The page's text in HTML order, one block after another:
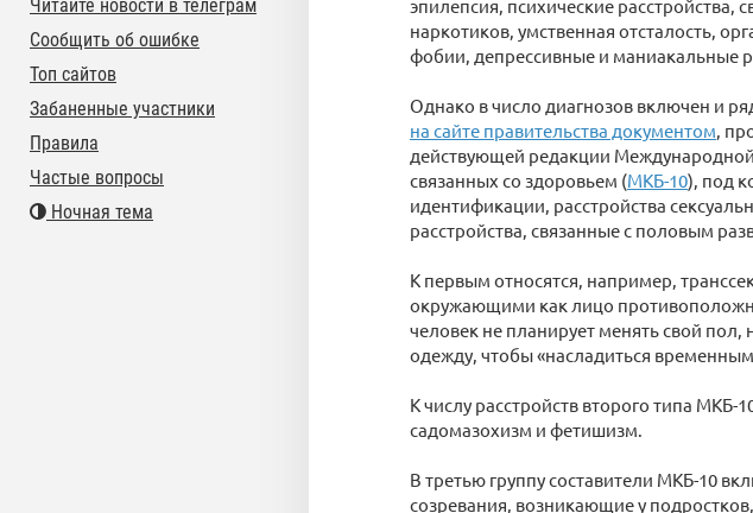
эпилепсия, психические расстройства,
наркотиков, умственная отсталость,
фобии, депрессивные и маниакальные
Однако в число диагнозов включен и
на сайте правительства документом,
действующей редакции
связанных со здоровьем (МКБ-10), под
идентификации, расстройства
расстройства, связанные с половым
К первым относятся, например,
окружающими как лицо
человек не планирует менять свой
одежду, чтобы «насладиться
К числу расстройств второго типа
садомазохизм и фетишизм.
В третью группу составители МКБ-10
созревания, возникающие у
Читайте новости в телеграм
Сообщить об ошибке
Топ сайтов
Забаненные участники
Правила
Частые вопросы
Ночная тема